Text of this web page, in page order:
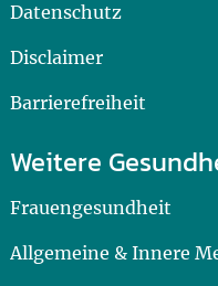
Datenschutz
Disclaimer
Barrierefreiheit
Weitere
Frauengesundheit
Allgemeine & Innere